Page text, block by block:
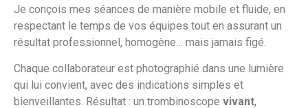
Je conçois mes séances de manière mobile et fluide, en
respectant le temps de vos équipes tout en assurant un
résultat professionnel, homogène… mais jamais figé.
Chaque collaborateur est photographié dans une lumière
qui lui convient, avec des indications simples et
bienveillantes. Résultat : un trombinoscope vivant,